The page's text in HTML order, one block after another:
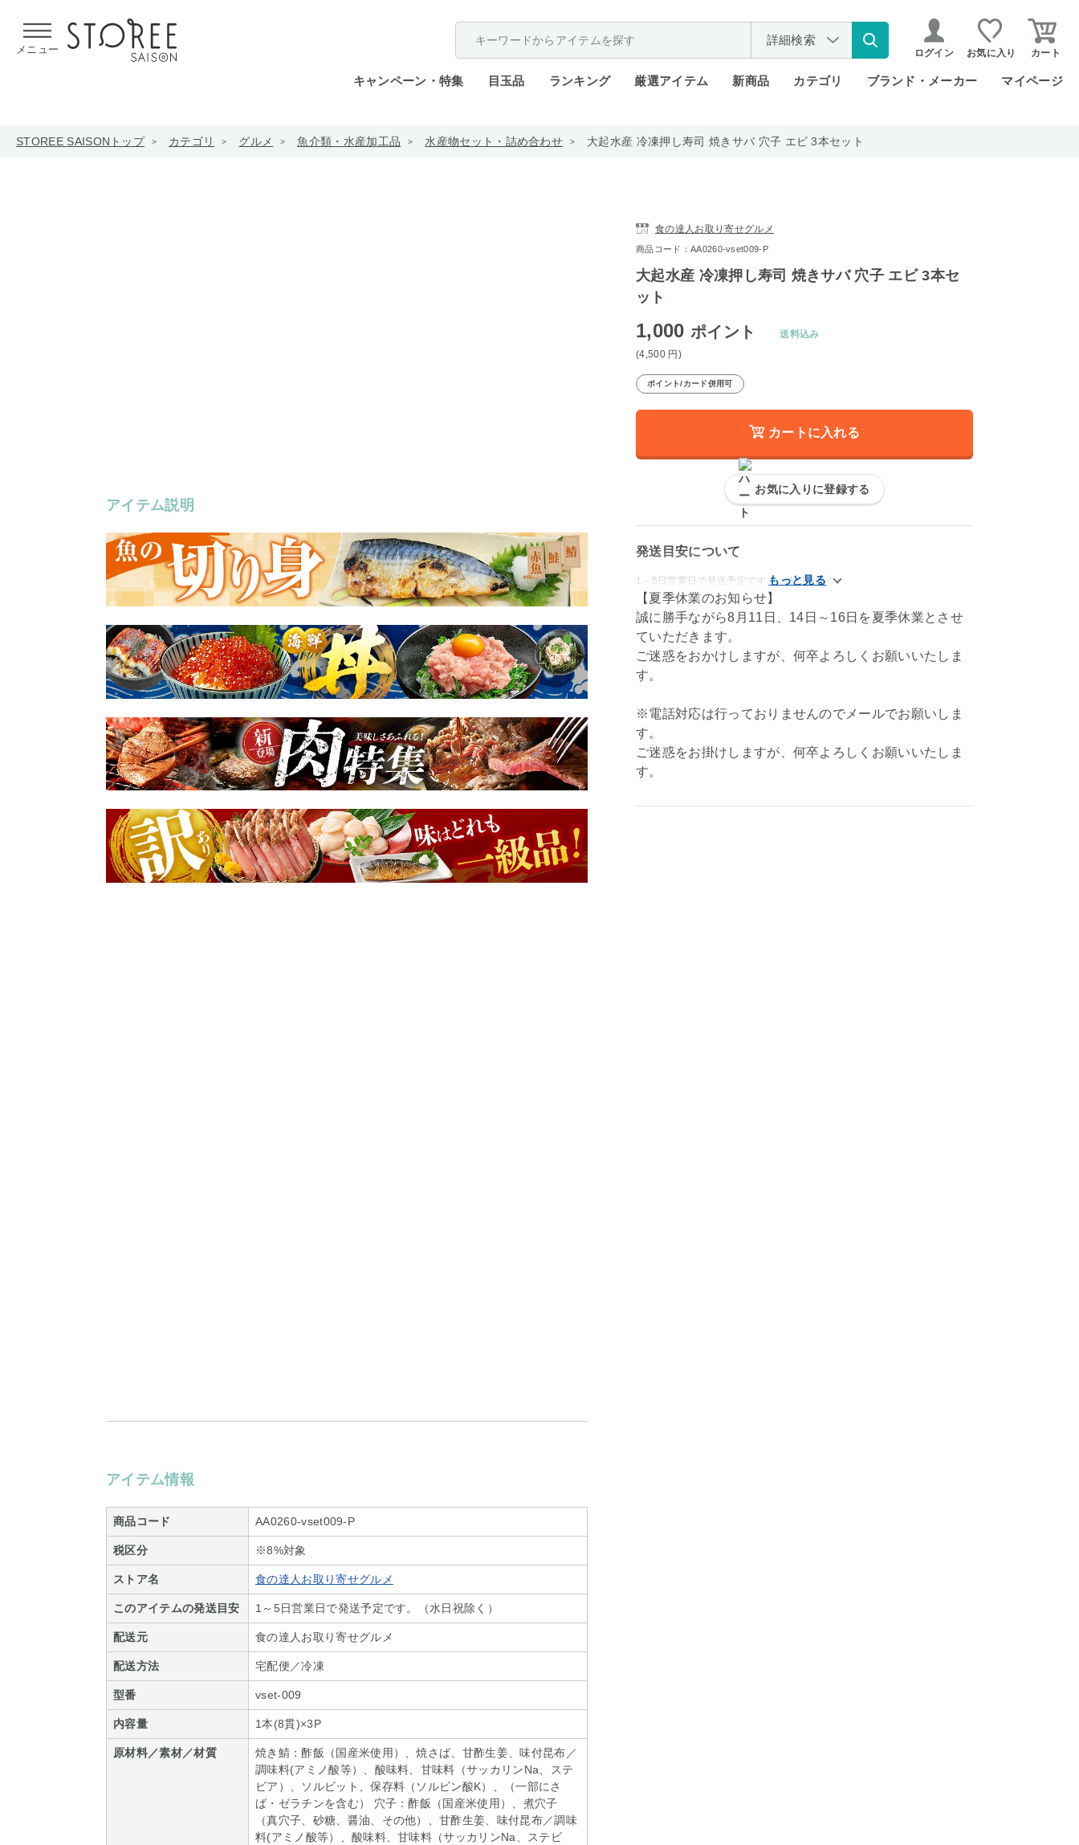
メニュー
詳細検索
ログイン お気に入り カート
キャンペーン・特集 目玉品 ランキング 厳選アイテム 新商品 カテゴリ ブランド・メーカー マイページ
STOREE SAISONトップ カテゴリ グルメ 魚介類・水産加工品 水産物セット・詰め合わせ 大起水産 冷凍押し寿司 焼きサバ 穴子 エビ 3本セット
アイテム説明
アイテム情報
商品コード AA0260-vset009-P
税区分 ※8%対象
ストア名 食の達人お取り寄せグルメ
このアイテムの発送目安 1～5日営業日で発送予定です。（水日祝除く）
配送元 食の達人お取り寄せグルメ
配送方法 宅配便／冷凍
型番 vset-009
内容量 1本(8貫)×3P
原材料／素材／材質
焼き鯖：酢飯（国産米使用）、焼さば、甘酢生姜、味付昆布／
調味料(アミノ酸等）、酸味料、甘味料（サッカリンNa、ステ
ビア）、ソルビット、保存料（ソルビン酸K）、（一部にさ
ば・ゼラチンを含む） 穴子：酢飯（国産米使用）、煮穴子
（真穴子、砂糖、醤油、その他）、甘酢生姜、味付昆布／調味
料(アミノ酸等）、酸味料、甘味料（サッカリンNa、ステビ
食の達人お取り寄せグルメ
商品コード：AA0260-vset009-P
大起水産 冷凍押し寿司 焼きサバ 穴子 エビ 3本セ
ット
1,000 ポイント
(4,500 円 )
送料込み
ポイント/カード併用可
カートに入れる
お気に入りに登録する
発送目安について
1～5日営業日で発送予定です。（水日祝除く）
【夏季休業のお知らせ】
誠に勝手ながら8月11日、14日～16日を夏季休業とさせ
ていただきます。
ご迷惑をおかけしますが、何卒よろしくお願いいたしま
す。
※電話対応は行っておりませんのでメールでお願いしま
す。
ご迷惑をお掛けしますが、何卒よろしくお願いいたしま
す。